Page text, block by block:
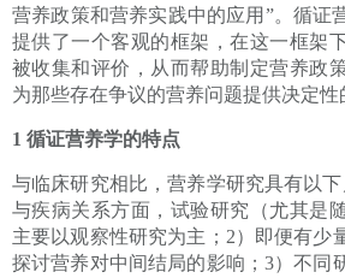
营养政策和营养实践中的应用”。循证
提供了一个客观的框架，在这一框架
被收集和评价，从而帮助制定营养政
为那些存在争议的营养问题提供决定性
1 循证营养学的特点
与临床研究相比，营养学研究具有以
与疾病关系方面，试验研究（尤其是
主要以观察性研究为主；2）即便有少
探讨营养对中间结局的影响；3）不同